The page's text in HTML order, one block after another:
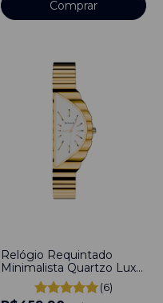
Relógio Requintado
Minimalista Quartzo Luxo
Dourado
(6)